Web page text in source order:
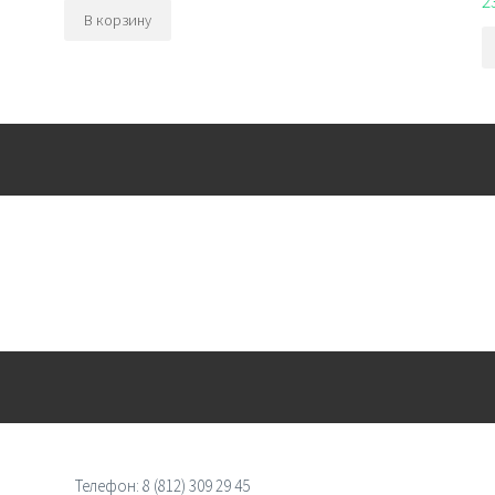
В корзину
Телефон: 8 (812) 309 29 45